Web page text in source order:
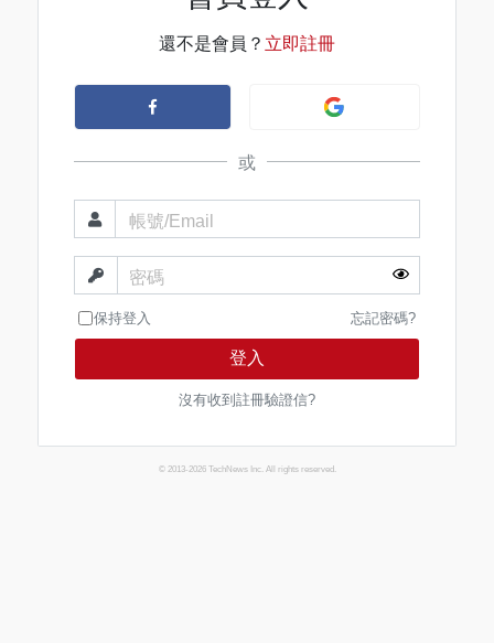
還不是會員？ 立即註冊
或
帳號/Email
密碼
保持登入 忘記密碼?
登入
沒有收到註冊驗證信?
© 2013-2026 TechNews Inc. All rights reserved.